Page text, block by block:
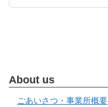
About us
ごあいさつ・事業所概要